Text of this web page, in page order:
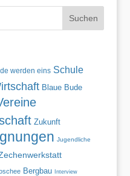
werden eins Schule
Blaue Bude
Zukunft
Jugendliche
Bergbau Interview